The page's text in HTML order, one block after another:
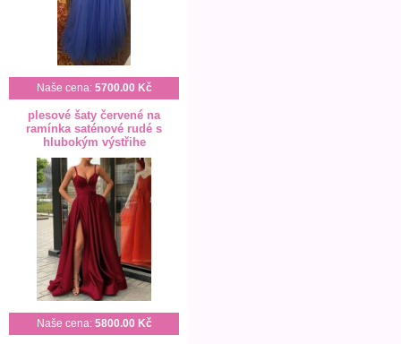
Naše cena: 5700.00 Kč
plesové šaty červené na
ramínka saténové rudé s
hlubokým výstřihe
Naše cena: 5800.00 Kč